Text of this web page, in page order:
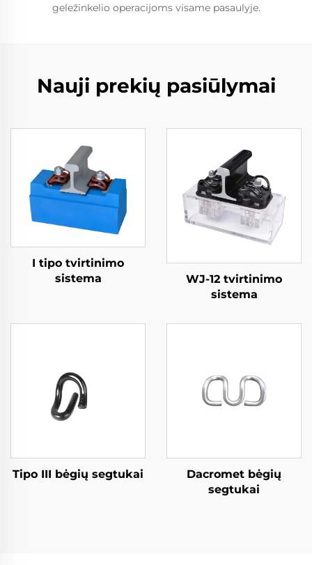
geležinkelio operacijoms visame pasaulyje.
Nauji prekių pasiūlymai
I tipo tvirtinimo
sistema
WJ-12 tvirtinimo
sistema
Tipo III bėgių segtukai
Dacromet bėgių
segtukai